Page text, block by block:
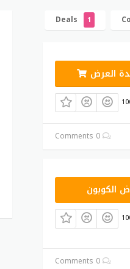
Deals 1
العرض
الكوبون